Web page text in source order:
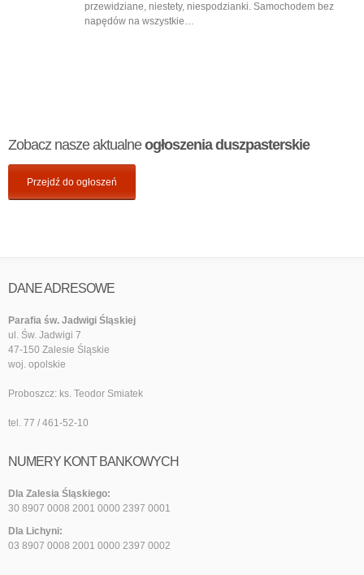
przewidziane, niestety, niespodzianki. Samochodem bez
napędów na wszystkie…
Zobacz nasze aktualneogłoszenia duszpasterskie
Przejdź do ogłoszeń
DANE ADRESOWE
Parafia św. Jadwigi Śląskiej
ul. Św. Jadwigi 7
47-150 Zalesie Śląskie
woj. opolskie
Proboszcz: ks. Teodor Smiatek
tel. 77 / 461-52-10
NUMERY KONT BANKOWYCH
Dla Zalesia Śląskiego:
30 8907 0008 2001 0000 2397 0001
Dla Lichyni:
03 8907 0008 2001 0000 2397 0002